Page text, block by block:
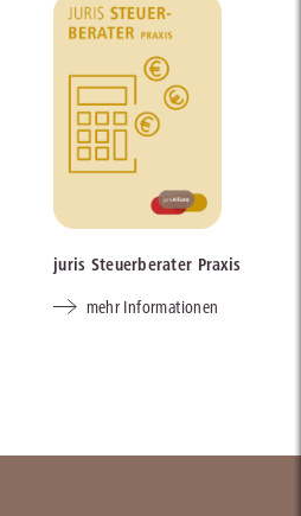
juris Steuerberater Praxis
mehr Informationen